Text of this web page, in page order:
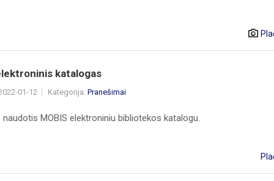
katalogas
01-12 Kategorija: Pranešimai
naudotis MOBIS elektroniniu bibliotekos katalogu.